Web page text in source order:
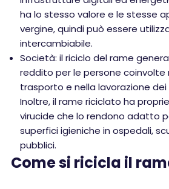
ha lo stesso valore e le stesse
vergine, quindi può essere
intercambiabile.
Società: il riciclo del rame
reddito per le persone coinvolte
trasporto e nella lavorazione
Inoltre, il rame riciclato ha
virucide che lo rendono adatto
superfici igieniche in ospedali,
pubblici.
Come si ricicla il